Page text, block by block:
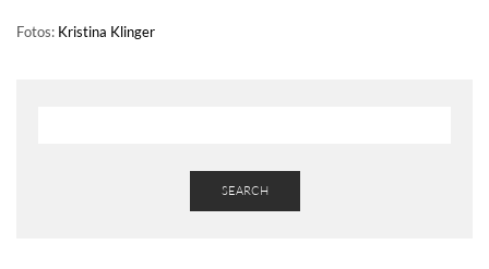
Fotos: Kristina Klinger
SEARCH